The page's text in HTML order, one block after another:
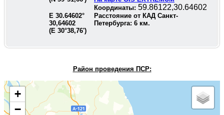
Координаты: 59.86122,30.64602
E 30.64602°
30,64602
(E 30°38,76')
Расстояние от КАД Санкт-
Петербурга: 6 км.
Район проведения ПСР:
+
−